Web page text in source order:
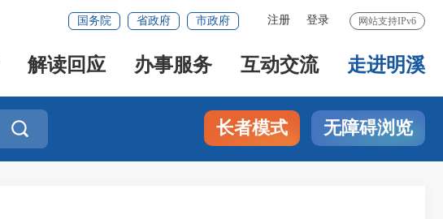
网站支持IPv6
注册 登录
国务院 省政府 市政府
解读回应 办事服务 互动交流 走进明溪
 长者模式 无障碍浏览